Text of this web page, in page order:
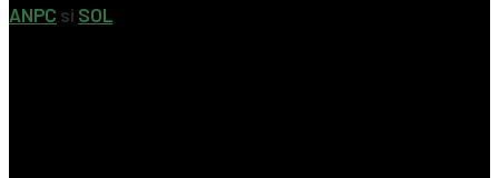
ANPC si SOL